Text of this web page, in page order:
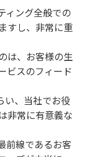
ィング全般での
すし、非常に重
は、お客様の生
ビスのフィード
い、当社でお役
非常に有意義な
前線であるお客